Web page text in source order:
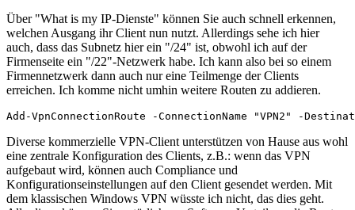
Über "What is my IP-Dienste" können Sie auch schnell erkennen,
welchen Ausgang ihr Client nun nutzt. Allerdings sehe ich hier
auch, dass das Subnetz hier ein "/24" ist, obwohl ich auf der
Firmenseite ein "/22"-Netzwerk habe. Ich kann also bei so einem
Firmennetzwerk dann auch nur eine Teilmenge der Clients
erreichen. Ich komme nicht umhin weitere Routen zu addieren.
Add-VpnConnectionRoute -ConnectionName "VPN2" -
Diverse kommerzielle VPN-Client unterstützen von Hause aus wohl
eine zentrale Konfiguration des Clients, z.B.: wenn das VPN
aufgebaut wird, können auch Compliance und
Konfigurationseinstellungen auf den Client gesendet werden. Mit
dem klassischen Windows VPN wüsste ich nicht, das dies geht.